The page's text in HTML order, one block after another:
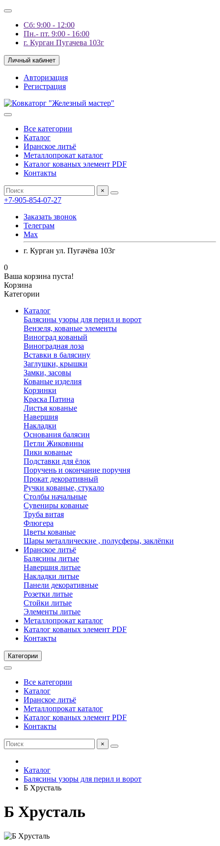
Сб: 9:00 - 12:00
Пн.- пт. 9:00 - 16:00
г. Курган Пугачева 103г
Личный кабинет
Авторизация
Регистрация
Все категории
Каталог
Иранское литьё
Металлопрокат каталог
Каталог кованых элемент PDF
Контакты
×
+7-905-854-07-27
Заказать звонок
Телеграм
Max
г. Курган ул. Пугачёва 103г
0
Ваша корзина пуста!
Корзина
Категории
Каталог
Балясины узоры для перил и ворот
Вензеля, кованые элементы
Виноград кованый
Виноградная лоза
Вставки в балясину
Заглушки, крышки
Замки, засовы
Кованые изделия
Корзинки
Краска Патина
Листья кованые
Навершия
Накладки
Основания балясин
Петли Жиковины
Пики кованые
Подставки для ёлок
Поручень и окончание поручня
Прокат декоративный
Ручки кованые, стукало
Столбы начальные
Сувениры кованые
Труба витая
Флюгера
Цветы кованые
Шары металлические , полусферы, заклёпки
Иранское литьё
Балясины литые
Навершия литые
Накладки литые
Панели декоративные
Розетки литые
Стойки литые
Элементы литые
Металлопрокат каталог
Каталог кованых элемент PDF
Контакты
Категории
Все категории
Каталог
Иранское литьё
Металлопрокат каталог
Каталог кованых элемент PDF
Контакты
×
Каталог
Балясины узоры для перил и ворот
Б Хрусталь
Б Хрусталь